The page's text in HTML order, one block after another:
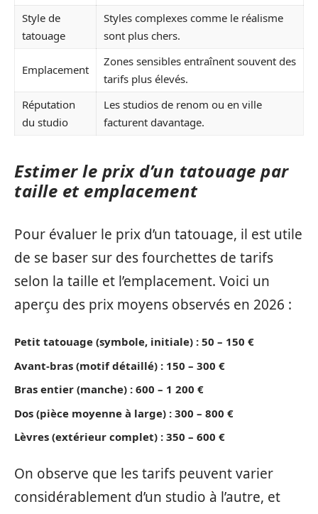
Style de
tatouage
Styles complexes comme le réalisme
sont plus chers.
Emplacement
Zones sensibles entraînent souvent des
tarifs plus élevés.
Réputation
du studio
Les studios de renom ou en ville
facturent davantage.
Estimer le prix d’un tatouage par
taille et emplacement
Pour évaluer le prix d’un tatouage, il est utile
de se baser sur des fourchettes de tarifs
selon la taille et l’emplacement. Voici un
aperçu des prix moyens observés en 2026 :
Petit tatouage (symbole, initiale) : 50 – 150 €
Avant-bras (motif détaillé) : 150 – 300 €
Bras entier (manche) : 600 – 1 200 €
Dos (pièce moyenne à large) : 300 – 800 €
Lèvres (extérieur complet) : 350 – 600 €
On observe que les tarifs peuvent varier
considérablement d’un studio à l’autre, et